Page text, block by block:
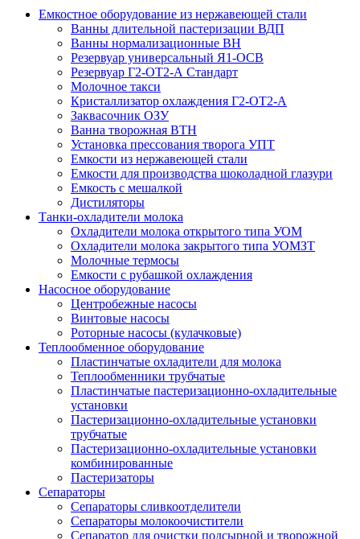
Емкостное оборудование из нержавеющей стали
Ванны длительной пастеризации ВДП
Ванны нормализационные ВН
Резервуар универсальный Я1-ОСВ
Резервуар Г2-ОТ2-А Стандарт
Молочное такси
Кристаллизатор охлаждения Г2-ОТ2-А
Заквасочник ОЗУ
Ванна творожная ВТН
Установка прессования творога УПТ
Емкости из нержавеющей стали
Емкости для производства шоколадной глазури
Емкость с мешалкой
Дистиляторы
Танки-охладители молока
Охладители молока открытого типа УОМ
Охладители молока закрытого типа УОМЗТ
Молочные термосы
Емкости с рубашкой охлаждения
Насосное оборудование
Центробежные насосы
Винтовые насосы
Роторные насосы (кулачковые)
Теплообменное оборудование
Пластинчатые охладители для молока
Теплообменники трубчатые
Пластинчатые пастеризационно-охладительные
установки
Пастеризационно-охладительные установки
трубчатые
Пастеризационно-охладительные установки
комбинированные
Пастеризаторы
Сепараторы
Сепараторы сливкоотделители
Сепараторы молокоочистители
Сепаратор для очистки подсырной и творожной